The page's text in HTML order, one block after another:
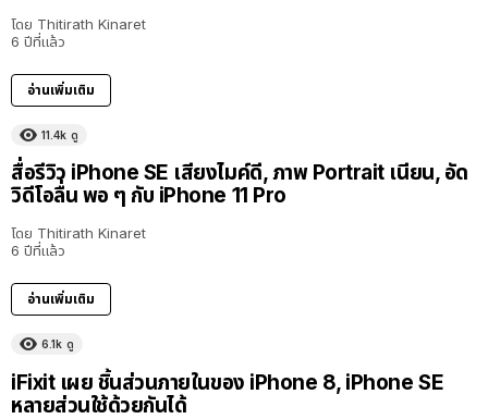
โดย Thitirath Kinaret
6 ปีที่แล้ว
อ่านเพิ่มเติม
11.4k ดู
สื่อรีวิว iPhone SE เสียงไมค์ดี, ภาพ Portrait เนียน, อัด
วิดีโอลื่น พอ ๆ กับ iPhone 11 Pro
โดย Thitirath Kinaret
6 ปีที่แล้ว
อ่านเพิ่มเติม
6.1k ดู
iFixit เผย ชิ้นส่วนภายในของ iPhone 8, iPhone SE
หลายส่วนใช้ด้วยกันได้